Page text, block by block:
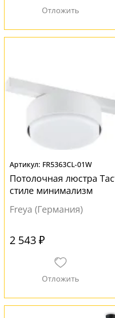
FR5363CL-01W
Потолочная люстра
стиле минимализм
Freya (Германия)
2 543 ₽